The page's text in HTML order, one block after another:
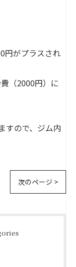
円がプラスされ
（2000円）に
すので、ジム内
次のページ >